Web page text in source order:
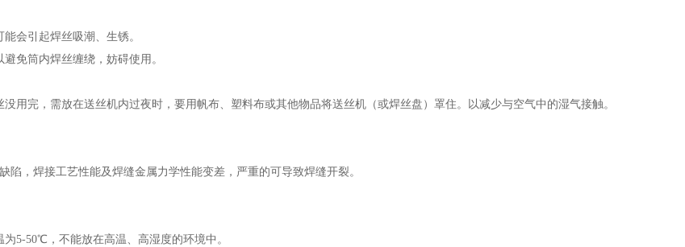
会引起焊丝吸潮、生锈。
免筒内焊丝缠绕，妨碍使用。
用完，需放在送丝机内过夜时，要用帆布、塑料布或其他物品将送丝机（或焊丝盘）罩住。以减少与空气中的湿气接触。
，焊接工艺性能及焊缝金属力学性能变差，严重的可导致焊缝开裂。
5-50℃，不能放在高温、高湿度的环境中。